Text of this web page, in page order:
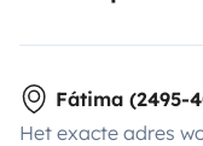
Fátima (2495-
Het exacte adres